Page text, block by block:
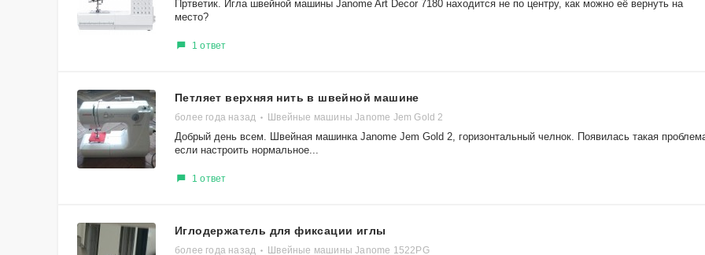
Пртветик. Игла швейной машины Janome Art Decor 7180 находится не по центру, как можно её вернуть на
место?
1 ответ
Петляет верхняя нить в швейной машине
более года назад Швейные машины Janome Jem Gold 2
Добрый день всем. Швейная машинка Janome Jem Gold 2, горизонтальный челнок. Появилась такая
если настроить нормальное...
1 ответ
Иглодержатель для фиксации иглы
более года назад Швейные машины Janome 1522PG